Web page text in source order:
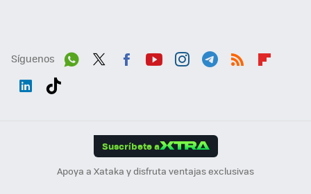
Síguenos
Suscríbete a
Apoya a Xataka y disfruta ventajas exclusivas